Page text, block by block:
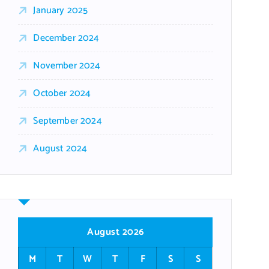
January 2025
December 2024
November 2024
October 2024
September 2024
August 2024
August 2026
M
T W T F S
S